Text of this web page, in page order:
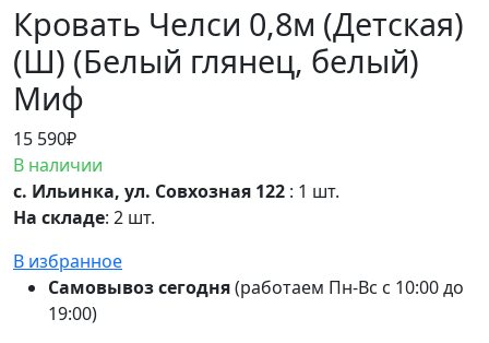
Кровать Челси 0,8м (Детская)
(Ш) (Белый глянец, белый)
Миф
15 590₽
В наличии
с. Ильинка, ул. Совхозная 122 : 1 шт.
На складе: 2 шт.
В избранное
Самовывоз сегодня(работаем Пн-Вс с 10:00 до
19:00)